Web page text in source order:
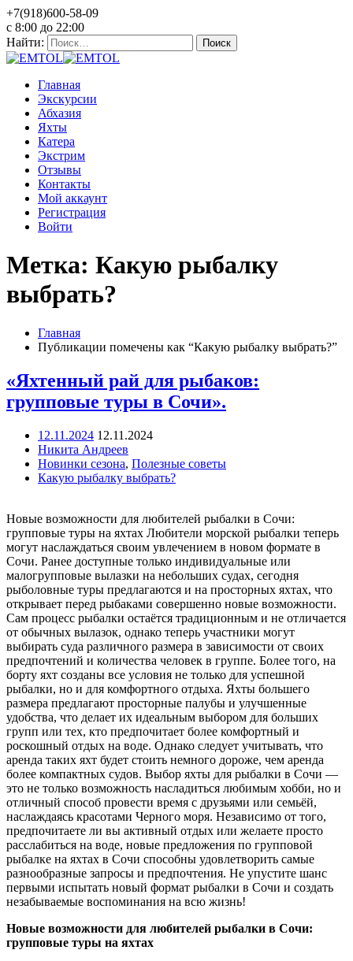
+7(918)600-58-09
c 8:00 до 22:00
Найти:
Главная
Экскурсии
Абхазия
Яхты
Катера
Экстрим
Отзывы
Контакты
Мой аккаунт
Регистрация
Войти
Метка: Какую рыбалку
выбрать?
Главная
Публикации помечены как “Какую рыбалку выбрать?”
«Яхтенный рай для рыбаков:
групповые туры в Сочи».
12.11.2024 12.11.2024
Никита Андреев
Новинки сезона, Полезные советы
Какую рыбалку выбрать?
Новые возможности для любителей рыбалки в Сочи:
групповые туры на яхтах Любители морской рыбалки теперь
могут наслаждаться своим увлечением в новом формате в
Сочи. Ранее доступные только индивидуальные или
малогрупповые вылазки на небольших судах, сегодня
рыболовные туры предлагаются и на просторных яхтах, что
открывает перед рыбаками совершенно новые возможности.
Сам процесс рыбалки остаётся традиционным и не отличается
от обычных вылазок, однако теперь участники могут
выбирать суда различного размера в зависимости от своих
предпочтений и количества человек в группе. Более того, на
борту яхт созданы все условия не только для успешной
рыбалки, но и для комфортного отдыха. Яхты большего
размера предлагают просторные палубы и улучшенные
удобства, что делает их идеальным выбором для больших
групп или тех, кто предпочитает более комфортный и
роскошный отдых на воде. Однако следует учитывать, что
аренда таких яхт будет стоить немного дороже, чем аренда
более компактных судов. Выбор яхты для рыбалки в Сочи —
это не только возможность насладиться любимым хобби, но и
отличный способ провести время с друзьями или семьёй,
наслаждаясь красотами Черного моря. Независимо от того,
предпочитаете ли вы активный отдых или желаете просто
расслабиться на воде, новые предложения по групповой
рыбалке на яхтах в Сочи способны удовлетворить самые
разнообразные запросы и предпочтения. Не упустите шанс
первыми испытать новый формат рыбалки в Сочи и создать
незабываемые воспоминания на всю жизнь!
Новые возможности для любителей рыбалки в Сочи:
групповые туры на яхтах